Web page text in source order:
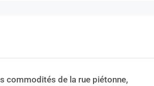
commodités de la rue piétonne,